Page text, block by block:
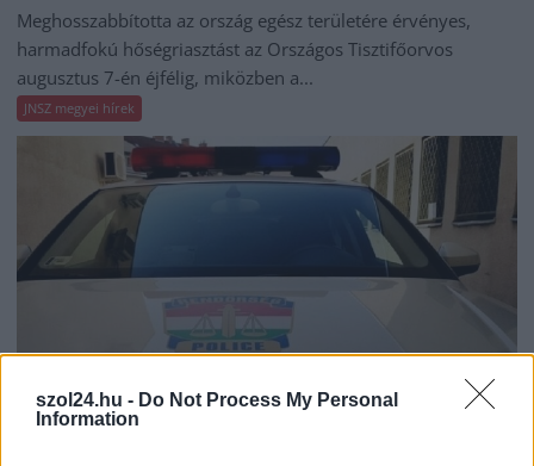
szol24.hu - Do Not Process My Personal
Information
Meghosszabbította az ország egész területére érvényes,
harmadfokú hőségriasztást az Országos Tisztifőorvos
augusztus 7-én éjfélig, miközben a...
JNSZ megyei hírek